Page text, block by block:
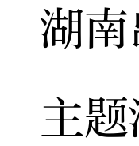
湖
主